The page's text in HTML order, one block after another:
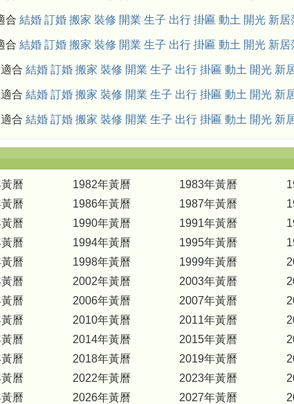
合 結婚 訂婚 搬家 裝修 開業 生子 出行 掛匾 動土 開光 新居
合 結婚 訂婚 搬家 裝修 開業 生子 出行 掛匾 動土 開光 新居
合 結婚 訂婚 搬家 裝修 開業 生子 出行 掛匾 動土 開光 新
合 結婚 訂婚 搬家 裝修 開業 生子 出行 掛匾 動土 開光 新
合 結婚 訂婚 搬家 裝修 開業 生子 出行 掛匾 動土 開光 新
曆 1982年黃曆 1983年黃曆
曆
1986年黃曆 1987年黃曆
曆
1990年黃曆 1991年黃曆
曆
1994年黃曆 1995年黃曆
曆
1998年黃曆 1999年黃曆
曆
2002年黃曆 2003年黃曆
曆
2006年黃曆 2007年黃曆
曆
2010年黃曆 2011年黃曆
曆
2014年黃曆 2015年黃曆
曆
2018年黃曆 2019年黃曆
曆
2022年黃曆 2023年黃曆
曆
2026年黃曆 2027年黃曆